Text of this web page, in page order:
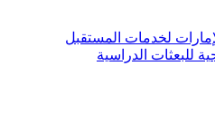
لخدمات المستقبل
للبعثات الدراسية